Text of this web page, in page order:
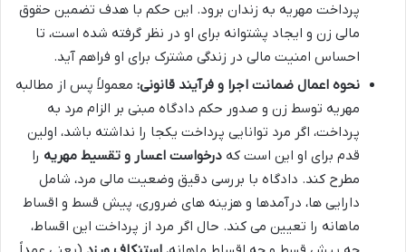
پرداخت مهریه به زندان برود. این حکم با هدف تضمین حقوق
مالی زن و ایجاد پشتوانه برای او در نظر گرفته شده است، تا
احساس امنیت مالی در زندگی مشترک برای او فراهم آید.
نحوه اعمال ضمانت اجرا و فرآیند قانونی: معمولاً پس از مطالبه
مهریه توسط زن و صدور حکم دادگاه مبنی بر الزام مرد به
پرداخت، اگر مرد توانایی پرداخت یکجا را نداشته باشد، اولین
قدم برای او این است که درخواست اعسار و تقسیط مهریه را
مطرح کند. دادگاه با بررسی دقیق وضعیت مالی مرد، شامل
دارایی ها، درآمدها و هزینه های ضروری، پیش قسط و اقساط
ماهانه را تعیین می کند. حال اگر مرد از پرداخت این اقساط،